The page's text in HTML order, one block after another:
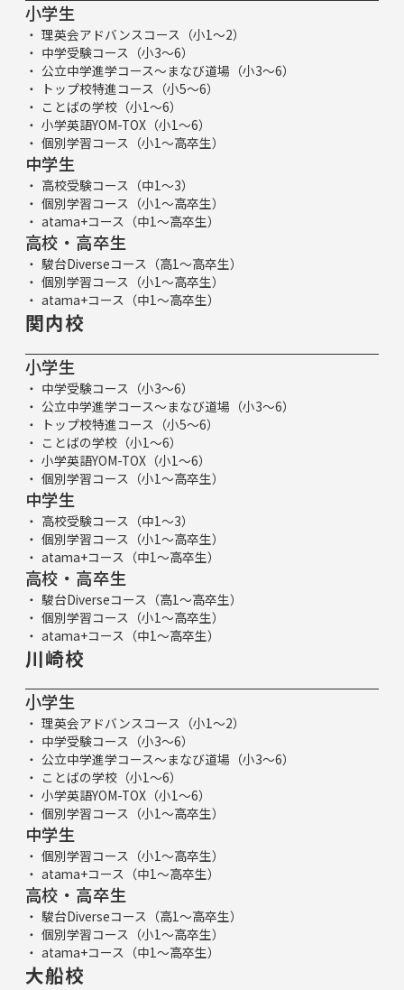
小学生
理英会アドバンスコース（小1～2）
中学受験コース（小3～6）
公立中学進学コース～まなび道場（小3～6）
トップ校特進コース（小5～6）
ことばの学校（小1～6）
小学英語YOM-TOX（小1～6）
個別学習コース（小1～高卒生）
中学生
高校受験コース（中1～3）
個別学習コース（小1～高卒生）
atama+コース（中1～高卒生）
高校・高卒生
駿台Diverseコース（高1～高卒生）
個別学習コース（小1～高卒生）
atama+コース（中1～高卒生）
関内校
小学生
中学受験コース（小3～6）
公立中学進学コース～まなび道場（小3～6）
トップ校特進コース（小5～6）
ことばの学校（小1～6）
小学英語YOM-TOX（小1～6）
個別学習コース（小1～高卒生）
中学生
高校受験コース（中1～3）
個別学習コース（小1～高卒生）
atama+コース（中1～高卒生）
高校・高卒生
駿台Diverseコース（高1～高卒生）
個別学習コース（小1～高卒生）
atama+コース（中1～高卒生）
川崎校
小学生
理英会アドバンスコース（小1～2）
中学受験コース（小3～6）
公立中学進学コース～まなび道場（小3～6）
ことばの学校（小1～6）
小学英語YOM-TOX（小1～6）
個別学習コース（小1～高卒生）
中学生
個別学習コース（小1～高卒生）
atama+コース（中1～高卒生）
高校・高卒生
駿台Diverseコース（高1～高卒生）
個別学習コース（小1～高卒生）
atama+コース（中1～高卒生）
大船校